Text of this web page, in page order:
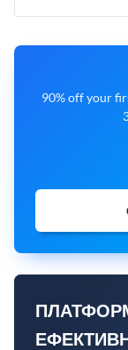
90% off your